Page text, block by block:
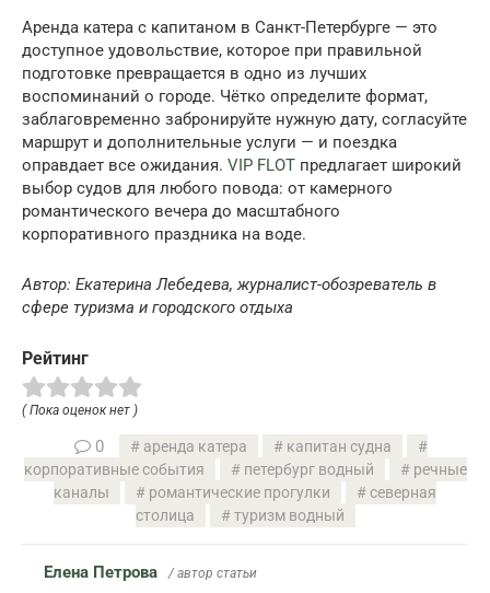
Аренда катера с капитаном в Санкт-Петербурге — это
доступное удовольствие, которое при правильной
подготовке превращается в одно из лучших
воспоминаний о городе. Чётко определите формат,
заблаговременно забронируйте нужную дату, согласуйте
маршрут и дополнительные услуги — и поездка
оправдает все ожидания. VIP FLOT предлагает широкий
выбор судов для любого повода: от камерного
романтического вечера до масштабного
корпоративного праздника на воде.
Автор: Екатерина Лебедева, журналист-обозреватель в
сфере туризма и городского отдыха
Рейтинг
( Пока оценок нет )
0 аренда катера
капитан судна
корпоративные события
петербург водный
речные
каналы
романтические прогулки
северная
столица
туризм водный
Елена Петрова / автор статьи